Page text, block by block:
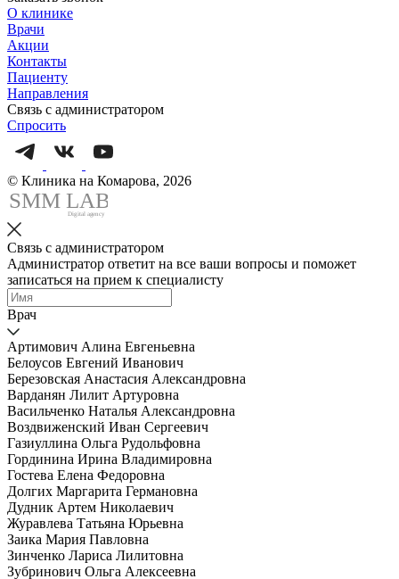
О клинике
Врачи
Акции
Контакты
Пациенту
Направления
Связь с администратором
Спросить
© Клиника на Комарова, 2026
SMM LAB
Digital agency
Связь с администратором
Администратор ответит на все ваши вопросы и поможет
записаться на прием к специалисту
Врач
Артимович Алина Евгеньевна
Белоусов Евгений Иванович
Березовская Анастасия Александровна
Варданян Лилит Артуровна
Васильченко Наталья Александровна
Воздвиженский Иван Сергеевич
Газиуллина Ольга Рудольфовна
Гординина Ирина Владимировна
Гостева Елена Федоровна
Долгих Маргарита Германовна
Дудник Артем Николаевич
Журавлева Татьяна Юрьевна
Заика Мария Павловна
Зинченко Лариса Лилитовна
Зубринович Ольга Алексеевна